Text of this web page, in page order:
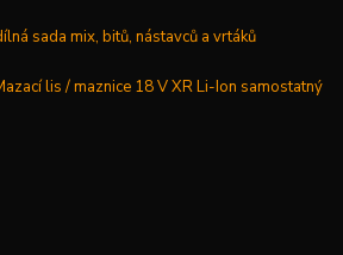
sada mix, bitů, nástavců a vrtáků
lis / maznice 18 V XR Li-Ion samostatný